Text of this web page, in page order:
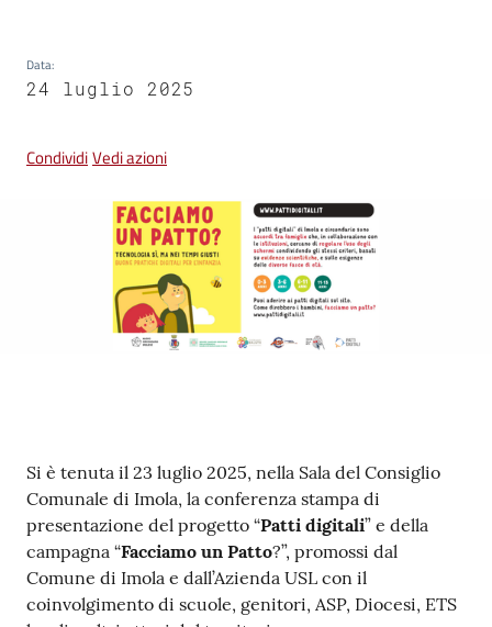
gli
argomenti...
Data:
24 luglio 2025
CondividiVedi azioni
Contenuto
Si è tenuta il 23 luglio 2025, nella Sala del Consiglio
Comunale di Imola, la conferenza stampa di
presentazione del progetto “Patti digitali” e della
campagna “Facciamo un Patto?”, promossi dal
Comune di Imola e dall’Azienda USL con il
coinvolgimento di scuole, genitori, ASP, Diocesi, ETS